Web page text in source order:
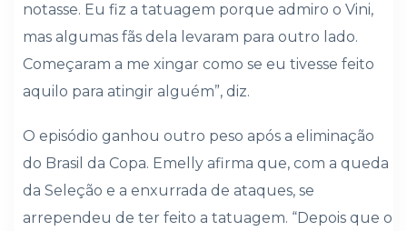
notasse. Eu fiz a tatuagem porque admiro o Vini,
mas algumas fãs dela levaram para outro lado.
Começaram a me xingar como se eu tivesse feito
aquilo para atingir alguém”, diz.
O episódio ganhou outro peso após a eliminação
do Brasil da Copa. Emelly afirma que, com a queda
da Seleção e a enxurrada de ataques, se
arrependeu de ter feito a tatuagem. “Depois que o